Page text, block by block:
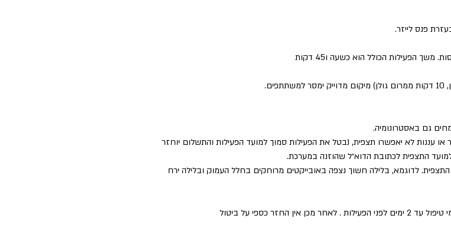
פנס לייזר.
הפעילות הכולל הוא כשעה ו45 דקות
גם באסטרונומיה.
או עננות לא יאפשרו תצפית, נבטל את הפעילות סמוך למועד הפעילות והתשלום יוחזר
התצפית לכתובת הדוא״ל שהוזנה במערכת.
לדוגמא, בלילה חשוך נצפה באובייקטים מרוחקים בחלל העמוק ובלילה ירח